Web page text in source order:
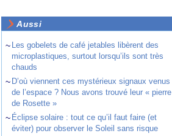
Aussi
~ Les gobelets de café jetables libèrent des
microplastiques, surtout lorsqu’ils sont très
chauds
~ D’où viennent ces mystérieux signaux venus
de l’espace ? Nous avons trouvé leur « pierre
de Rosette »
~ Éclipse solaire : tout ce qu’il faut faire (et
éviter) pour observer le Soleil sans risque